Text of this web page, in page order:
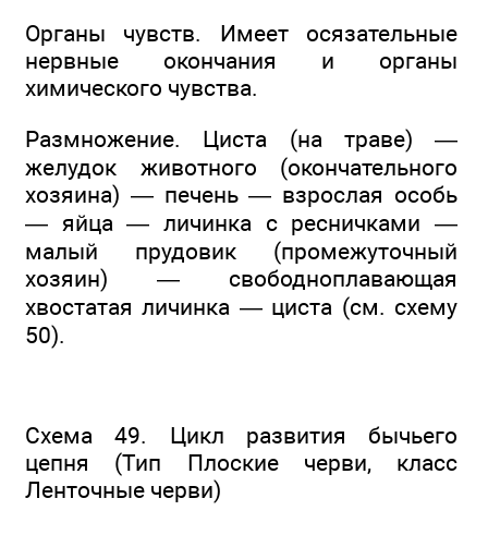
Органы чувств. Имеет осязательные
нервные окончания и органы
химического чувства.
Размножение. Циста (на траве) —
желудок животного (окончательного
хозяина) — печень — взрослая особь
— яйца — личинка с ресничками —
малый прудовик (промежуточный
хозяин) — свободноплавающая
хвостатая личинка — циста (см. схему
50).
Схема 49. Цикл развития бычьего
цепня (Тип Плоские черви, класс
Ленточные черви)